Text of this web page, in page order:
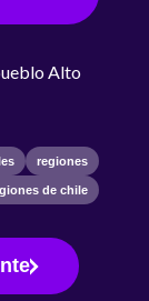
Alto
regiones
de chile